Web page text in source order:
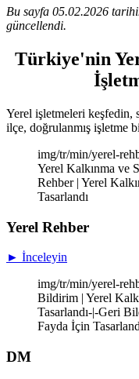
Bu sayfa 05.02.2026
güncellendi.
Türkiye'nin
Yerel işletmeleri keşfedin,
ilçe, doğrulanmış işletme
img/tr/min/yerel-
Yerel Kalkınma ve
Rehber | Yerel
Tasarlandı
Yerel Rehber
► İnceleyin
img/tr/min/yerel-
Bildirim | Yerel
Tasarlandı-|-Geri
Fayda İçin
DM